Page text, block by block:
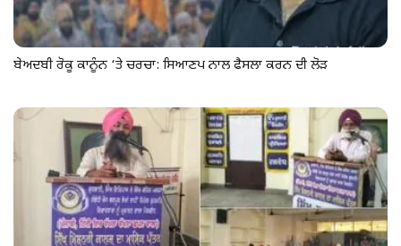
ਬੇਅਦਬੀ ਰੋਕੂ ਕਾਨੂੰਨ ‘ਤੇ ਚਰਚਾ: ਸਿਆਣਪ ਨਾਲ ਫੈਸਲਾ ਕਰਨ ਦੀ ਲੋੜ